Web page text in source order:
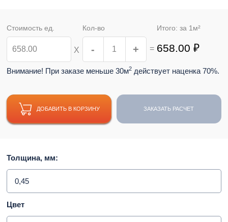
Стоимость ед.
Х
Кол-во
- + =
Итого: за 1 м²
658.00 ₽
Внимание! При заказе меньше 30м2 действует наценка 70%.
ДОБАВИТЬ В КОРЗИНУ ЗАКАЗАТЬ РАСЧЕТ
Толщина, мм:
0,45
Цвет